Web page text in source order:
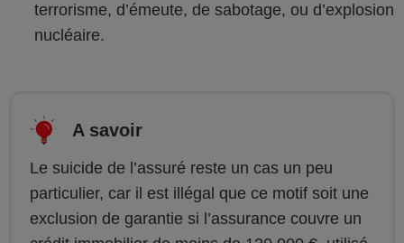
terrorisme, d’émeute, de sabotage, ou d’explosion
nucléaire.
A savoir
Le suicide de l’assuré reste un cas un peu
particulier, car il est illégal que ce motif soit une
exclusion de garantie si l’assurance couvre un